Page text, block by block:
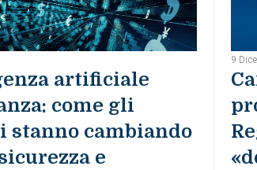
artificiale
come gli
stanno cambiando
e
9